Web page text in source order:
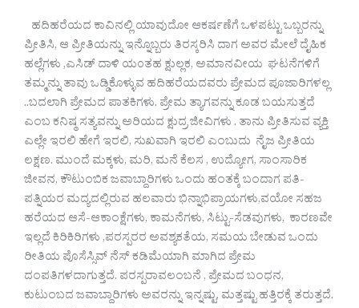
ಹದಿಹರೆಯದ ಕಾವಿನಲ್ಲಿ ಯಾವುದೋ ಆಕರ್ಷಣೆಗೆ ಒಳಪಟ್ಟು ಒಬ್ಬರನ್ನು
ಪ್ರೀತಿಸಿ, ಆ ಪ್ರೀತಿಯನ್ನು ಇನ್ನೊಬ್ಬರು ತಿರಸ್ಕರಿಸಿ ದಾಗ ಅವರ ಮೇಲೆ ದೈಹಿಕ
ಹಲ್ಲೆಗಳು ,ಎಸಿಡ್ ದಾಳಿ ಯ೦ತಹ ಕ್ಷುಲ್ಲಕ, ಅಮಾನವೀಯ ಘಟನೆಗಳಿಗೆ
ತಮ್ಮನ್ನು ತಾವು ಒಡ್ಡಿಕೊಳ್ಳುವ ಹದಿಹರೆಯದವರು ಪ್ರೇಮದ ಪೂಜಾರಿಗಳಲ್ಲ
..ಬದಲಾಗಿ ಪ್ರೇಮದ ಪಾತಕಿಗಳು. ಪ್ರೇಮ ತ್ಯಾಗವನ್ನು ಕೂಡ ಬಯಸುತ್ತದೆ
ಎಂಬ ಕನಿಷ್ಠ ಸತ್ಯವನ್ನು ಅರಿಯದ ಕ್ಷುದ್ರ ಜೀವಿಗಳು . ತಾನು ಪ್ರೀತಿಸುವ ವ್ಯಕ್ತಿ
ಎಲ್ಲೇ ಇರಲಿ ಹೇಗೆ ಇರಲಿ, ಸುಖವಾಗಿ ಇರಲಿ ಎಂಬುದು ನೈಜ ಪ್ರೀತಿಯ
ಲಕ್ಷಣ. ಮುಂದೆ ಮಕ್ಕಳು, ಮರಿ, ಮನೆ ಕೆಲಸ , ಉದ್ಯೋಗ, ಸಾಂಸಾರಿಕ
ಜೀವನ, ಕೌಟುಂಬಿಕ ಜವಾಬ್ದಾರಿಗಳು ಒಂದು ಹಂತಕ್ಕೆ ಬಂದಾಗ ಪತಿ-
ಪತ್ನಿಯರ ಮದ್ಯದಲ್ಲಿರುವ ಹಲವಾರು ಭಿನ್ನಾಭಿಪ್ರಾಯಗಳು,ವಯೋ ಸಹಜ
ಹರೆಯದ ಆಸೆ-ಆಕಾಂಕ್ಷೆಗಳು, ಕಾಮನೆಗಳು, ಸಿಟ್ಟು-ಸೆಡವುಗಳು, ಕಾರಣವೇ
ಇಲ್ಲದೆ ಕಿರಿಕಿರಿಗಳು ,ಪರಸ್ಪರರ ಅವಶ್ಯಕತೆಯ, ಸಮಯ ಬೇಡುವ ಒಂದು
ರೀತಿಯ ಪೊಸೆಸ್ಸಿವ್ ನೆಸ್ ಕಡಿಮೆಯಾಗಿ ಮಾಗಿದ ಪ್ರೇಮ
ದಂಪತಿಗಳದಾಗುತ್ತದೆ. ಪರಸ್ಪರಾವಲಂಬನೆ , ಪ್ರೇಮದ ಬಂಧನ,
ಕುಟುಂಬದ ಜವಾಬ್ದಾರಿಗಳು ಅವರನ್ನು ಇನ್ನಷ್ಟು, ಮತ್ತಷ್ಟು ಹತ್ತಿರಕ್ಕೆ ತರುತ್ತದೆ.